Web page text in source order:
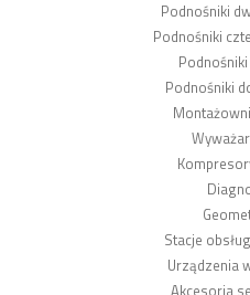
Podnośniki
Podnośniki
Podnośniki
Stacje
Urządzenia
Akcesoria